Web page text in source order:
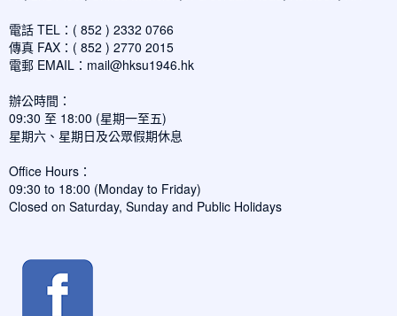
電話 TEL：( 852 ) 2332 0766
傳真 FAX：( 852 ) 2770 2015
電郵 EMAIL： mail@hksu1946.hk
辦公時間：
09:30 至 18:00 (星期一至五)
星期六、星期日及公眾假期休息
Office Hours：
09:30 to 18:00 (Monday to Friday)
Closed on Saturday, Sunday and Public Holidays